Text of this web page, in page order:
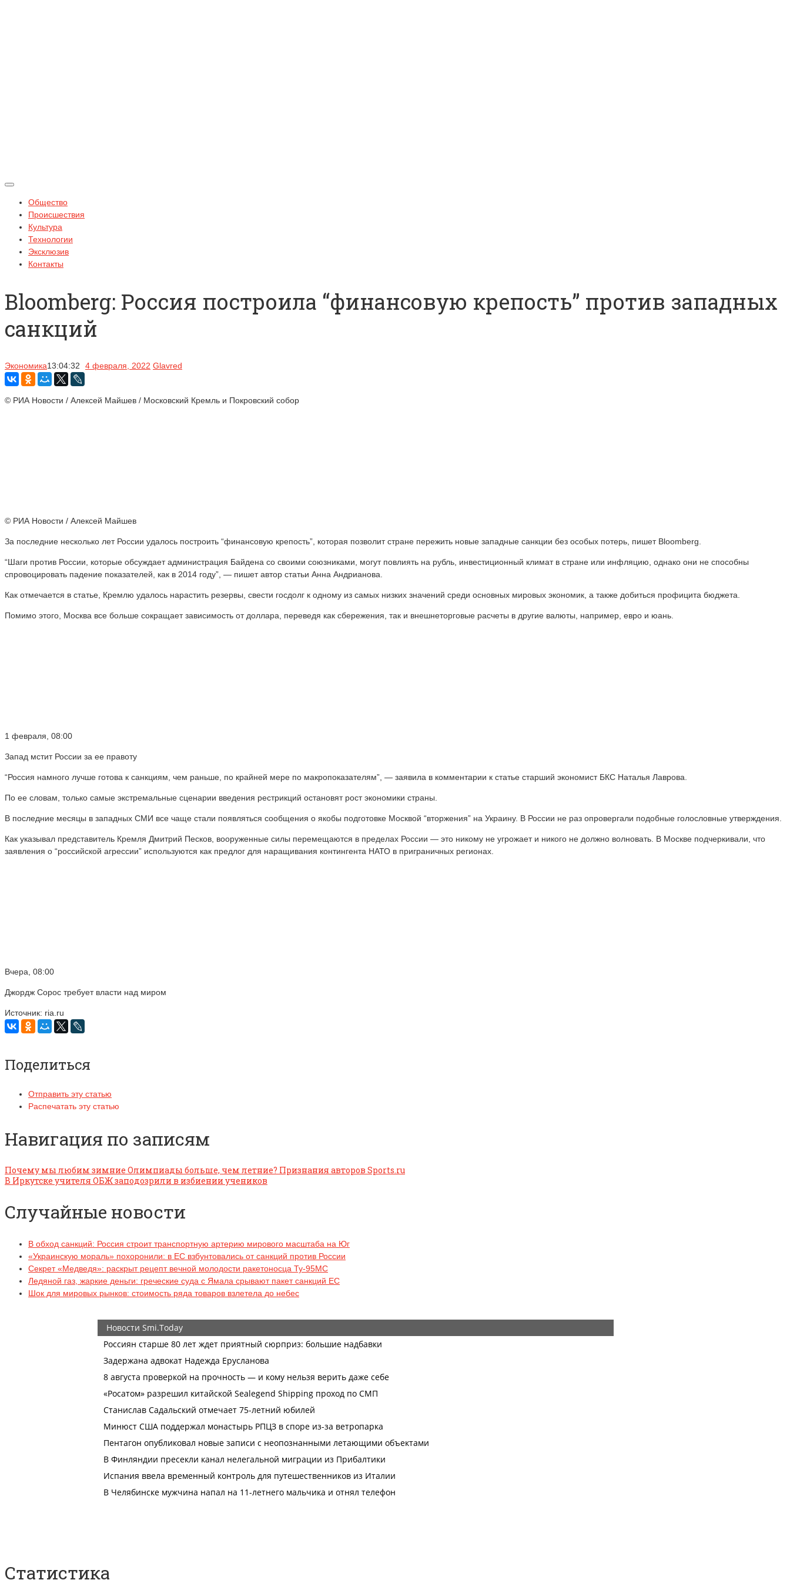
Общество
Происшествия
Культура
Технологии
Эксклюзив
Контакты
Bloomberg: Россия построила “финансовую крепость” против западных
санкций
Экономика13:04:32 4 февраля, 2022 Glavred
© РИА Новости / Алексей Майшев / Московский Кремль и Покровский собор
© РИА Новости / Алексей Майшев
За последние несколько лет России удалось построить “финансовую крепость”, которая позволит стране пережить новые западные санкции без особых потерь, пишет Bloomberg.
“Шаги против России, которые обсуждает администрация Байдена со своими союзниками, могут повлиять на рубль, инвестиционный климат в стране или инфляцию, однако они не способны
спровоцировать падение показателей, как в 2014 году”, — пишет автор статьи Анна Андрианова.
Как отмечается в статье, Кремлю удалось нарастить резервы, свести госдолг к одному из самых низких значений среди основных мировых экономик, а также добиться профицита бюджета.
Помимо этого, Москва все больше сокращает зависимость от доллара, переведя как сбережения, так и внешнеторговые расчеты в другие валюты, например, евро и юань.
1 февраля, 08:00
Запад мстит России за ее правоту
“Россия намного лучше готова к санкциям, чем раньше, по крайней мере по макропоказателям”, — заявила в комментарии к статье старший экономист БКС Наталья Лаврова.
По ее словам, только самые экстремальные сценарии введения рестрикций остановят рост экономики страны.
В последние месяцы в западных СМИ все чаще стали появляться сообщения о якобы подготовке Москвой “вторжения” на Украину. В России не раз опровергали подобные голословные утверждения.
Как указывал представитель Кремля Дмитрий Песков, вооруженные силы перемещаются в пределах России — это никому не угрожает и никого не должно волновать. В Москве подчеркивали, что
заявления о “российской агрессии” используются как предлог для наращивания контингента НАТО в приграничных регионах.
Вчера, 08:00
Джордж Сорос требует власти над миром
Источник: ria.ru
Поделиться
Отправить эту статью
Распечатать эту статью
Навигация по записям
Почему мы любим зимние Олимпиады больше, чем летние? Признания авторов Sports.ru
В Иркутске учителя ОБЖ заподозрили в избиении учеников
Случайные новости
В обход санкций: Россия строит транспортную артерию мирового масштаба на Юг
«Украинскую мораль» похоронили: в ЕС взбунтовались от санкций против России
Секрет «Медведя»: раскрыт рецепт вечной молодости ракетоносца Ту-95МС
Ледяной газ, жаркие деньги: греческие суда с Ямала срывают пакет санкций ЕС
Шок для мировых рынков: стоимость ряда товаров взлетела до небес
Статистика